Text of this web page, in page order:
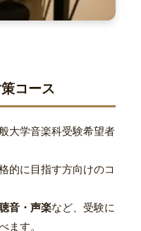
コース
大学音楽科受験希望者
的に目指す方向けのコ
音・声楽など、受験に
ます。